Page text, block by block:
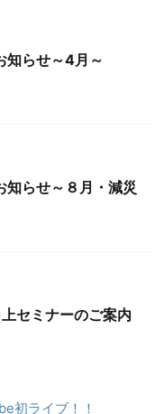
知らせ～4月～
知らせ～８月・減災
セミナーのご案内
初ライブ！！